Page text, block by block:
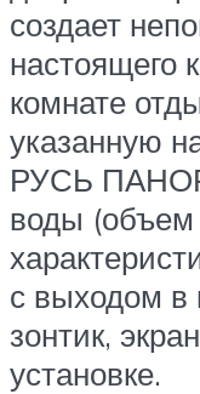
создает
настоящего
комнате
указанную
РУСЬ
воды (объем
с выходом в
зонтик,
установке.